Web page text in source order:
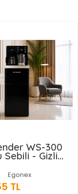
WS-300
Sebili - Gizli
Ekran
Egonex
TL